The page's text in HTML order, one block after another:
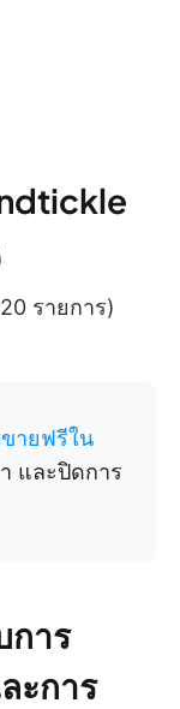
รายการ)
ายฟรีใน
และปิดการ
การ
ะการ